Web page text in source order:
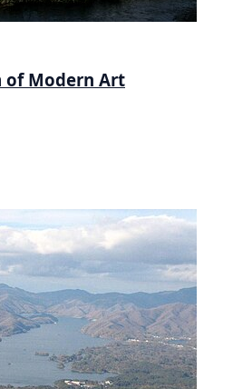
of Modern Art